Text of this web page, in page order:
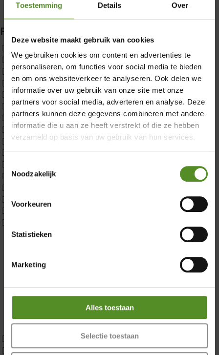
Toestemming Details Over
Deze website maakt gebruik van cookies
We gebruiken cookies om content en advertenties te
personaliseren, om functies voor social media te bieden
en om ons websiteverkeer te analyseren. Ook delen we
informatie over uw gebruik van onze site met onze
partners voor social media, adverteren en analyse. Deze
partners kunnen deze gegevens combineren met andere
informatie die u aan ze heeft verstrekt of die ze hebben
verzameld op basis van uw gebruik van hun services.
Toestemmingsselectie
Noodzakelijk
Voorkeuren
Statistieken
Marketing
Alles toestaan
Selectie toestaan
Filter producten
2x p650 1pers
Custom
CustomBoxspring
ErkendMatras 1 Pers
ErkendMatras 2 Pers
ErkendMatras twijfelaar product
Matrassen
Matrastopper 10cm
p350 twijfelaar
P650 25cm Tweepersoons een kern aanpasbaar
Maatvoering
2 personen split
Traagschuim
Tweepersoons 1 kern
Tweepersoons 1 kern product
Donderdag 12:00 – 17:00
Zaterdag 12:00 – 17:00
×